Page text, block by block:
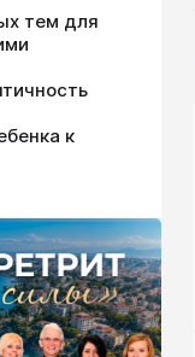
тем для
к